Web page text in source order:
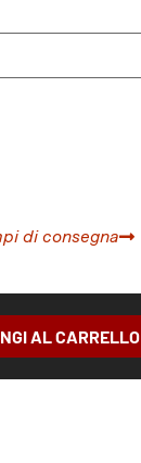
di consegna
AL CARRELLO